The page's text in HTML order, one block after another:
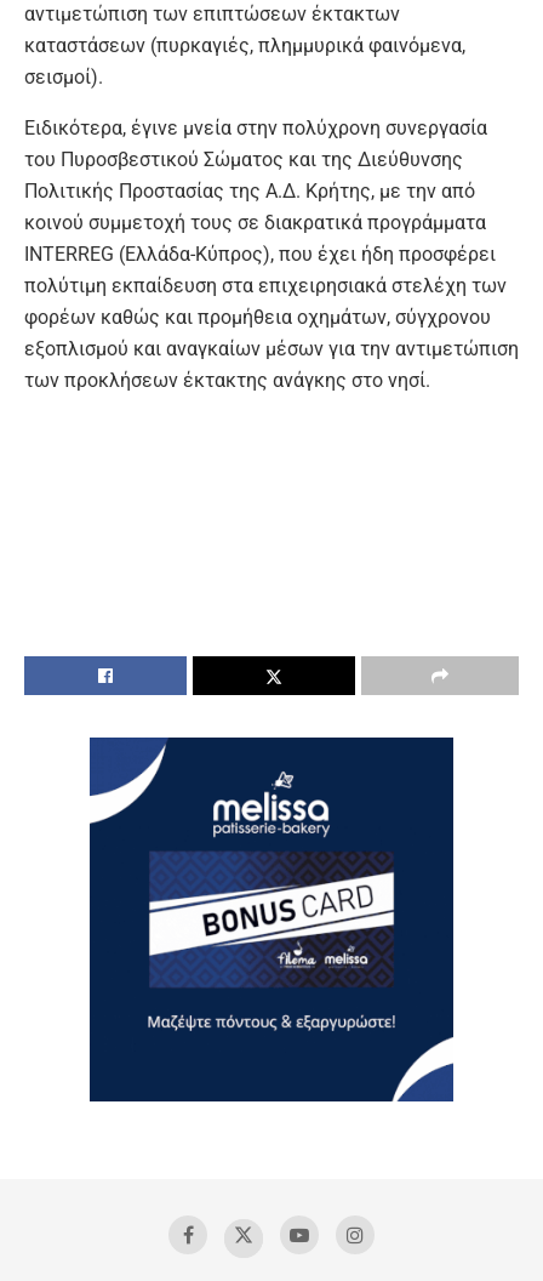
αντιμετώπιση των επιπτώσεων έκτακτων
καταστάσεων (πυρκαγιές, πλημμυρικά φαινόμενα,
σεισμοί).
Ειδικότερα, έγινε μνεία στην πολύχρονη συνεργασία
του Πυροσβεστικού Σώματος και της Διεύθυνσης
Πολιτικής Προστασίας της Α.Δ. Κρήτης, με την από
κοινού συμμετοχή τους σε διακρατικά προγράμματα
INTERREG (Ελλάδα-Κύπρος), που έχει ήδη προσφέρει
πολύτιμη εκπαίδευση στα επιχειρησιακά στελέχη των
φορέων καθώς και προμήθεια οχημάτων, σύγχρονου
εξοπλισμού και αναγκαίων μέσων για την αντιμετώπιση
των προκλήσεων έκτακτης ανάγκης στο νησί.